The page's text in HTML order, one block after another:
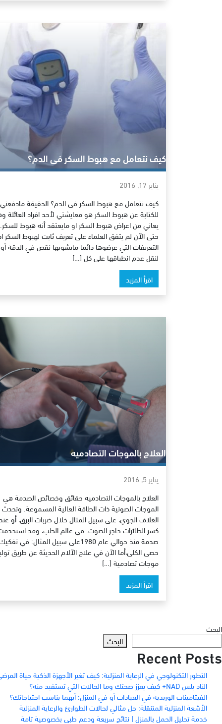
كيف نتعامل مع هبوط السكر فى الدم؟
يناير 17, 2016
كيف نتعامل مع هبوط السكر فى الدم؟ الحقيقة مادفعني
للكتابة عن هبوط السكر هو معايشتي لأحد افراد العائلة
يعاني من اعراض هبوط السكر او مايعتقد أنه هبوط للسكر.
حتى الآن لم يتفق العلماء على تعريف ثابت لهبوط السكر
التعريفات التي عرضوها دائما مايشوبها نقص في الدقة أو
لنقل عدم انطباقها على كل […]
اقرأ المزيد
العلاج بالموجات التصادميه
يناير 5, 2016
العلاج بالموجات التصادميه حقائق وخصائص الصدمة هي
الموجات الصوتية ذات الطاقة العالية المسموعة.
الغلاف الجوي، على سبيل المثال خلال ضربات البرق، أو
كسر الطائرات حاجز الصوت. في عالم الطب، وقد
صدمة منذ حوالي عام 1980على سبيل المثال: في
حصى الكلى،أما الآن في علاج الآلام الحديثة عن طريق
موجات تصادمية […]
اقرأ المزيد
البحث
البحث
Recent Posts
التطور التكنولوجي في الرعاية المنزلية: كيف تغير الأجهزة الذكية حياة
الناد بلس NAD+ كيف يعزز صحتك وما الحالات التي تستفيد منه؟
الفيتامينات الوريدية في العيادات أو في المنزل: أيهما يناسب احتياجاتك؟
الأشعة المنزلية المتنقلة: حل مثالي لحالات الطوارئ والرعاية المنزلية
خدمة تحليل الحمل بالمنزل | نتائج سريعة ودعم طبي بخصوصية تامة